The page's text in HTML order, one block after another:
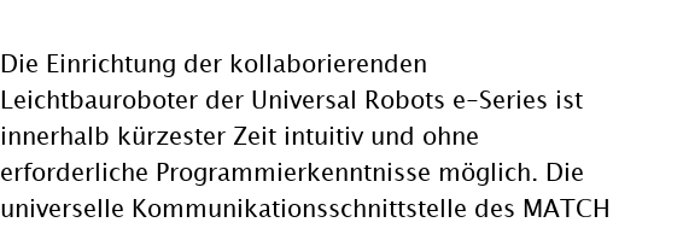
Die Einrichtung der kollaborierenden
Leichtbauroboter der Universal Robots e-Series ist
innerhalb kürzester Zeit intuitiv und ohne
erforderliche Programmierkenntnisse möglich. Die
universelle Kommunikationsschnittstelle des MATCH